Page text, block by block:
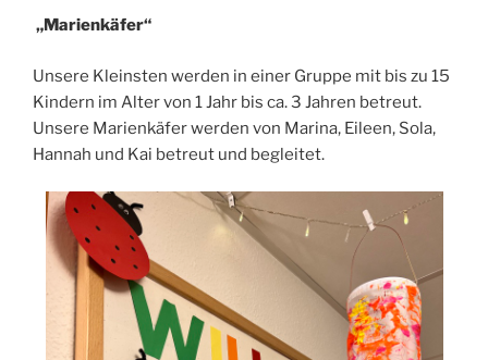
„Marienkäfer“
Unsere Kleinsten werden in einer Gruppe mit bis zu 15
Kindern im Alter von 1 Jahr bis ca. 3 Jahren betreut.
Unsere Marienkäfer werden von Marina, Eileen, Sola,
Hannah und Kai betreut und begleitet.